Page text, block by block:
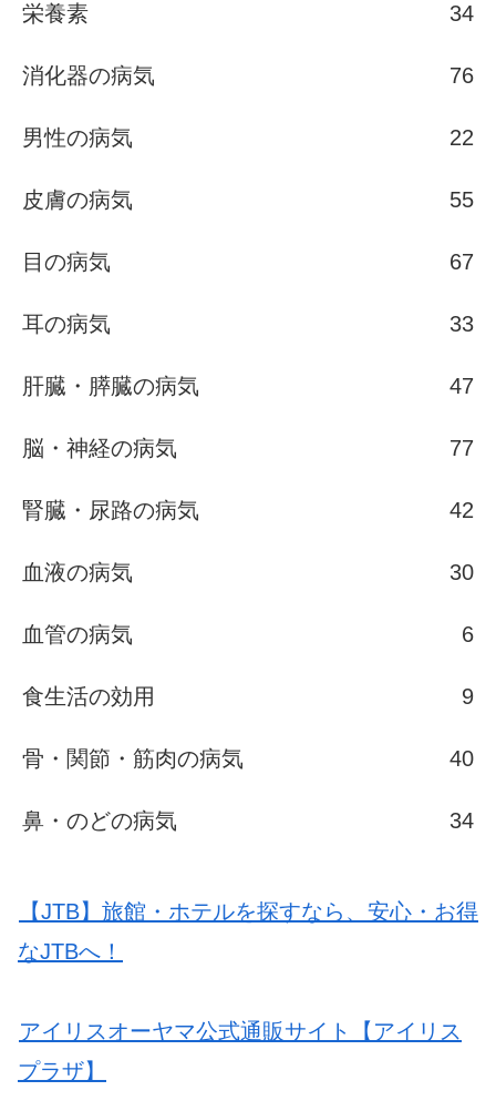
栄養素 34
消化器の病気 76
男性の病気 22
皮膚の病気 55
目の病気 67
耳の病気 33
肝臓・膵臓の病気 47
脳・神経の病気 77
腎臓・尿路の病気 42
血液の病気 30
血管の病気 6
食生活の効用 9
骨・関節・筋肉の病気 40
鼻・のどの病気 34
【JTB】旅館・ホテルを探すなら、安心・お得
なJTBへ！
アイリスオーヤマ公式通販サイト【アイリス
プラザ】